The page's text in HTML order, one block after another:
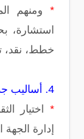
* ومنهم
استشارة،
خطط، نقد،
4. أساليب جذب المتطوعين:
* اختيار
إدارة الجهة